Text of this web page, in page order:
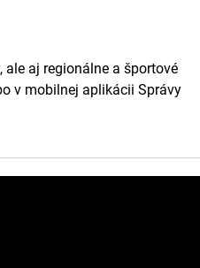
aj regionálne a športové
v mobilnej aplikácii Správy